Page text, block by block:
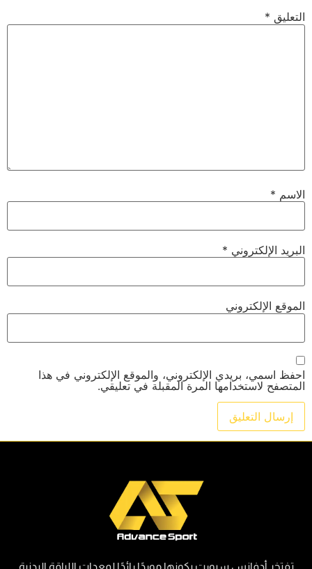
التعليق *
الاسم *
البريد الإلكتروني *
الموقع الإلكتروني
احفظ اسمي، بريدي الإلكتروني، والموقع الإلكتروني في هذا
المتصفح لاستخدامها المرة المقبلة في تعليقي.